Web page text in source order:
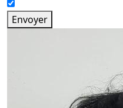
Envoyer